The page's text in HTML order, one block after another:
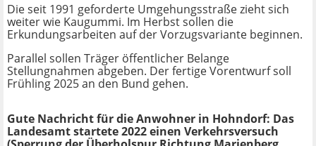
Die seit 1991 geforderte Umgehungsstraße zieht sich
weiter wie Kaugummi. Im Herbst sollen die
Erkundungsarbeiten auf der Vorzugsvariante beginnen.
Parallel sollen Träger öffentlicher Belange
Stellungnahmen abgeben. Der fertige Vorentwurf soll
Frühling 2025 an den Bund gehen.
Gute Nachricht für die Anwohner in Hohndorf: Das
Landesamt startete 2022 einen Verkehrsversuch